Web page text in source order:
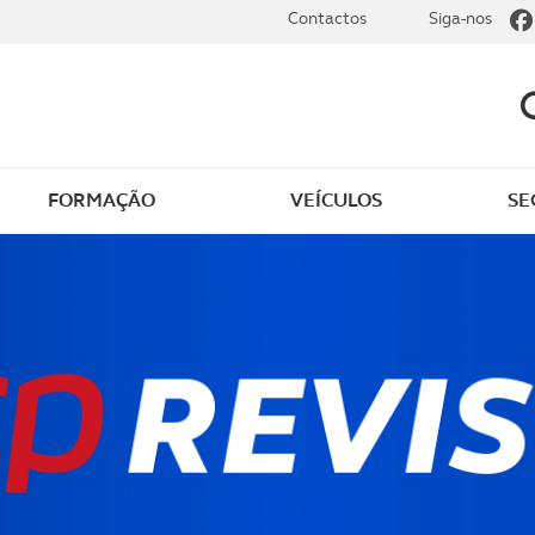
Golfe
Revista ACP Edição
impressa
FORMAÇÃO VEÍCULOS
Contactos Siga-nos